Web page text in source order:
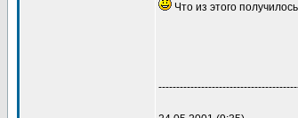
Что из этого